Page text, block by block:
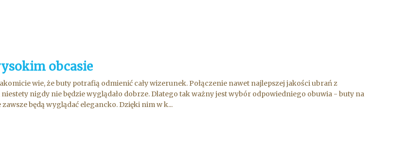
obcasie
wie, że buty potrafią odmienić cały wizerunek. Połączenie nawet najlepszej jakości ubrań z
nigdy nie będzie wyglądało dobrze. Dlatego tak ważny jest wybór odpowiedniego obuwia - buty na
będą wyglądać elegancko. Dzięki nim w k...